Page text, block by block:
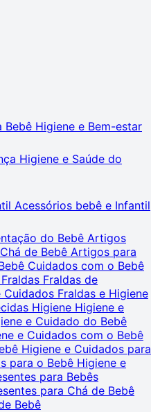
Bebê Higiene e Bem-estar
Higiene e Saúde do
Acessórios bebê e Infantil
do Bebê Artigos
de Bebê Artigos para
Cuidados com o Bebê
Fraldas Fraldas de
Cuidados Fraldas e Higiene
Higiene Higiene e
e Cuidado do Bebê
e Cuidados com o Bebê
Higiene e Cuidados para
para o Bebê Higiene e
para Bebês
para Chá de Bebê
Bebê